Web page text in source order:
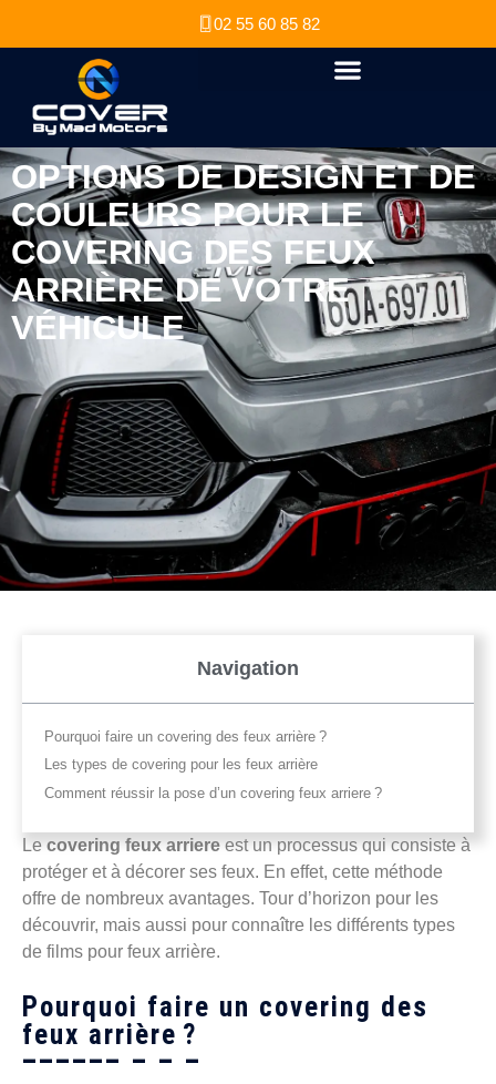
02 55 60 85 82
OPTIONS DE DESIGN ET DE
COULEURS POUR LE
COVERING DES FEUX
ARRIÈRE DE VOTRE
VÉHICULE
Navigation
Pourquoi faire un covering des feux arrière ?
Les types de covering pour les feux arrière
Comment réussir la pose d’un covering feux arriere ?
Lecovering feux arriereest un processus qui consiste à
protéger et à décorer ses feux. En effet, cette méthode
offre de nombreux avantages. Tour d’horizon pour les
découvrir, mais aussi pour connaître les différents types
de films pour feux arrière.
Pourquoi faire un covering des
feux arrière ?